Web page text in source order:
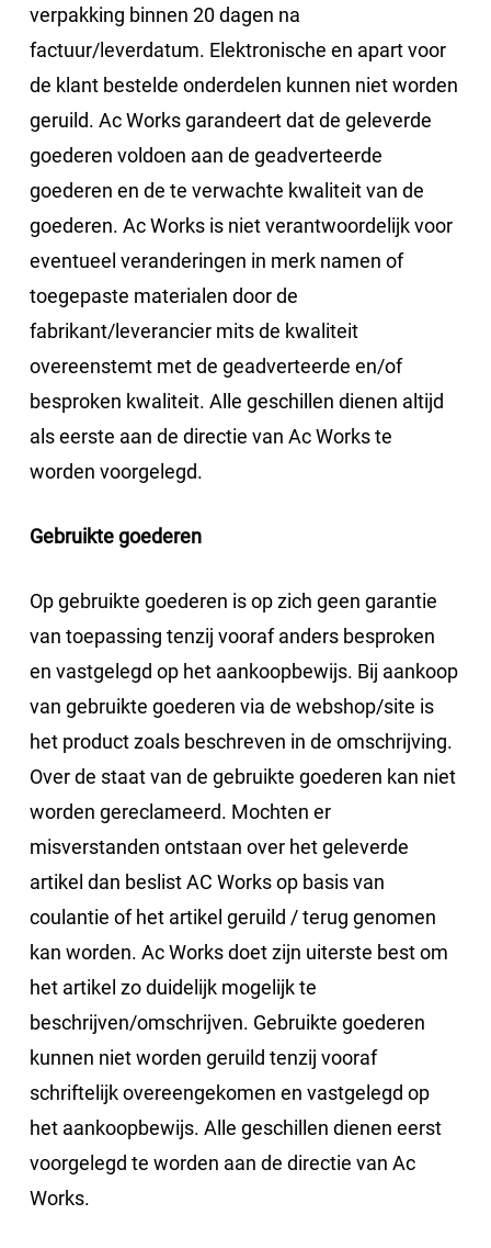
verpakking binnen 20 dagen na
factuur/leverdatum. Elektronische en apart voor
de klant bestelde onderdelen kunnen niet worden
geruild. Ac Works garandeert dat de geleverde
goederen voldoen aan de geadverteerde
goederen en de te verwachte kwaliteit van de
goederen. Ac Works is niet verantwoordelijk voor
eventueel veranderingen in merk namen of
toegepaste materialen door de
fabrikant/leverancier mits de kwaliteit
overeenstemt met de geadverteerde en/of
besproken kwaliteit. Alle geschillen dienen altijd
als eerste aan de directie van Ac Works te
worden voorgelegd.
Gebruikte goederen
Op gebruikte goederen is op zich geen garantie
van toepassing tenzij vooraf anders besproken
en vastgelegd op het aankoopbewijs. Bij aankoop
van gebruikte goederen via de webshop/site is
het product zoals beschreven in de omschrijving.
Over de staat van de gebruikte goederen kan niet
worden gereclameerd. Mochten er
misverstanden ontstaan over het geleverde
artikel dan beslist AC Works op basis van
coulantie of het artikel geruild / terug genomen
kan worden. Ac Works doet zijn uiterste best om
het artikel zo duidelijk mogelijk te
beschrijven/omschrijven. Gebruikte goederen
kunnen niet worden geruild tenzij vooraf
schriftelijk overeengekomen en vastgelegd op
het aankoopbewijs. Alle geschillen dienen eerst
voorgelegd te worden aan de directie van Ac
Works.